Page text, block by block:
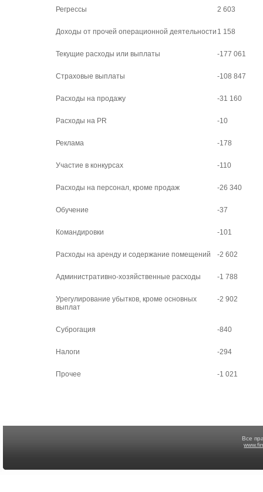
Регрессы 2 603
Доходы от прочей операционной деятельности 1 158
Текущие расходы или выплаты -177 061
Страховые выплаты -108 847
Расходы на продажу -31 160
Расходы на PR -10
Реклама -178
Участие в конкурсах -110
Расходы на персонал, кроме продаж -26 340
Обучение -37
Командировки -101
Расходы на аренду и содержание помещений -2 602
Административно-хозяйственные расходы -1 788
Урегулирование убытков, кроме основных
выплат
-2 902
Суброгация -840
Налоги -294
Прочее -1 021
Все